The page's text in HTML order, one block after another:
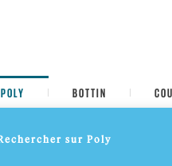
POLY BOTTIN